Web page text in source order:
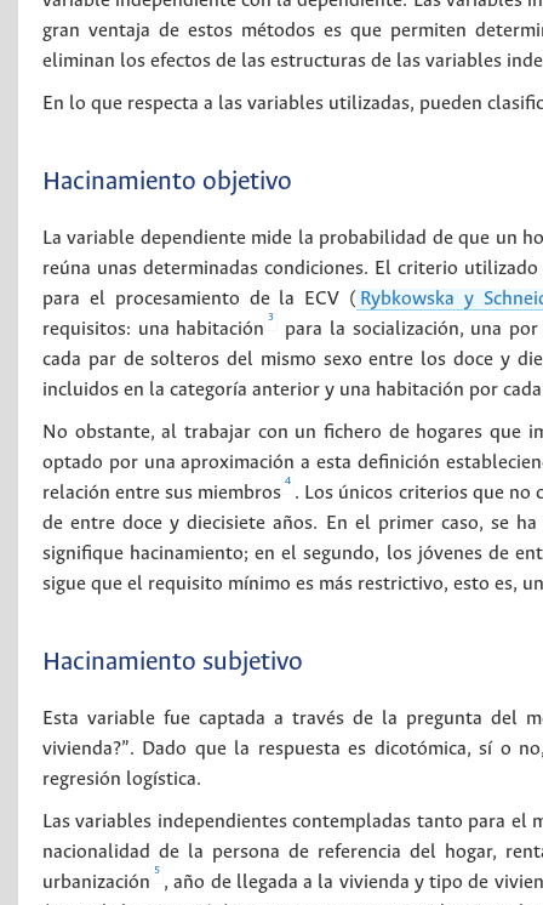
gran ventaja de estos métodos es que permiten
eliminan los efectos de las estructuras de las variables
En lo que respecta a las variables utilizadas, pueden
Hacinamiento objetivo
La variable dependiente mide la probabilidad de que un
reúna unas determinadas condiciones. El criterio
para el procesamiento de la ECV ( Rybkowska y
requisitos: una habitación
3
para la socialización, una
cada par de solteros del mismo sexo entre los doce y
incluidos en la categoría anterior y una habitación por
No obstante, al trabajar con un fichero de hogares que
optado por una aproximación a esta definición
relación entre sus miembros
4
. Los únicos criterios que no
de entre doce y diecisiete años. En el primer caso, se
signifique hacinamiento; en el segundo, los jóvenes de
sigue que el requisito mínimo es más restrictivo, esto es,
Hacinamiento subjetivo
Esta variable fue captada a través de la pregunta del
vivienda?”. Dado que la respuesta es dicotómica, sí o
regresión logística.
Las variables independientes contempladas tanto para
nacionalidad de la persona de referencia del hogar,
urbanización
5
, año de llegada a la vivienda y tipo de